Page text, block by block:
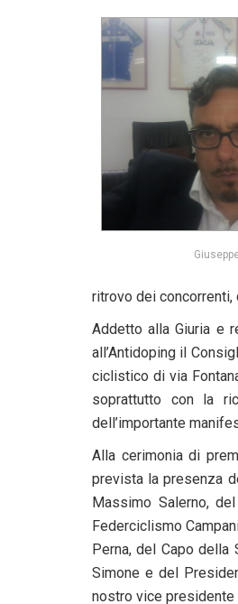
ritrovo dei concorrenti,
Addetto alla Giuria e
all’Antidoping il
ciclistico di via
soprattutto con la
dell’importante
Alla cerimonia di
prevista la presenza
Massimo Salerno,
Federciclismo
Perna, del Capo della
Simone e del
nostro vice presidente